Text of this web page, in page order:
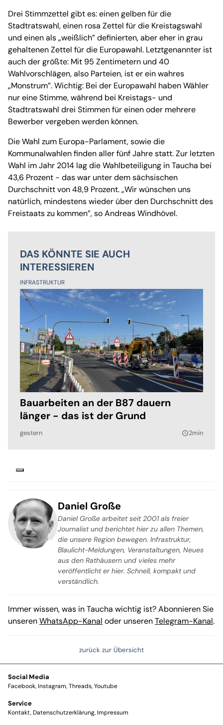
Drei Stimmzettel gibt es: einen gelben für die
Stadtratswahl, einen rosa Zettel für die Kreistagswahl
und einen als „weißlich” definierten, aber eher in grau
gehaltenen Zettel für die Europawahl. Letztgenannter ist
auch der größte: Mit 95 Zentimetern und 40
Wahlvorschlägen, also Parteien, ist er ein wahres
„Monstrum”. Wichtig: Bei der Europawahl haben Wähler
nur eine Stimme, während bei Kreistags- und
Stadtratswahl drei Stimmen für einen oder mehrere
Bewerber vergeben werden können.
Die Wahl zum Europa-Parlament, sowie die
Kommunalwahlen finden aller fünf Jahre statt. Zur letzten
Wahl im Jahr 2014 lag die Wahlbeteiligung in Taucha bei
43,6 Prozent - das war unter dem sächsischen
Durchschnitt von 48,9 Prozent. „Wir wünschen uns
natürlich, mindestens wieder über den Durchschnitt des
Freistaats zu kommen”, so Andreas Windhövel.
DAS KÖNNTE SIE AUCH
INTERESSIEREN
INFRASTRUKTUR
Bauarbeiten an der B87 dauern
länger - das ist der Grund
gestern query_builder2min
Daniel Große
Daniel Große arbeitet seit 2001 als freier
Journalist und berichtet hier zu allen Themen,
die unsere Region bewegen. Infrastruktur,
Blaulicht-Meldungen, Veranstaltungen, Neues
aus den Rathäusern und vieles mehr
veröffentlicht er hier. Schnell, kompakt und
verständlich.
Immer wissen, was in Taucha wichtig ist? Abonnieren Sie
unserenWhatsApp-Kanal oder unserenTelegram-Kanal.
zurück zur Übersicht
Social Media
Facebook Instagram Threads Youtube
Service
Kontakt Datenschutzerklärung Impressum